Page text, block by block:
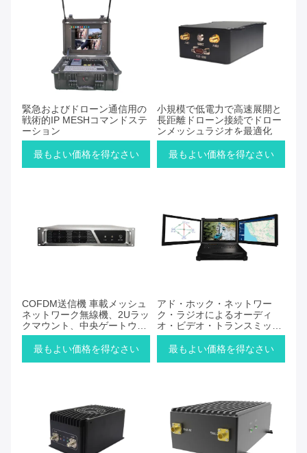
緊急およびドローン通信用の
戦術的IP MESHコマンドステ
ーション
最もよい価格を得なさい
小規模で低電力で高速展開と
長距離ドローン接続でドロー
ンメッシュラジオを最適化
最もよい価格を得なさい
COFDM送信機 車載メッシュ
ネットワーク無線機、2Uラッ
クマウント、中央ゲートウェ
イ不要の無線通信をサポート
最もよい価格を得なさい
アド・ホック・ネットワー
ク・ラジオによるオーディ
オ・ビデオ・トランスミッシ
ョンのためのポータブル・コ
マンド・プラットフォーム
最もよい価格を得なさい